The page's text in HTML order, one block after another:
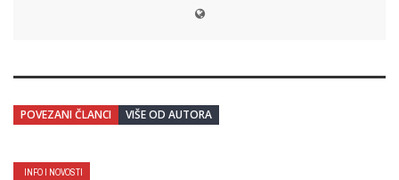
POVEZANI ČLANCI VIŠE OD AUTORA
INFO I NOVOSTI